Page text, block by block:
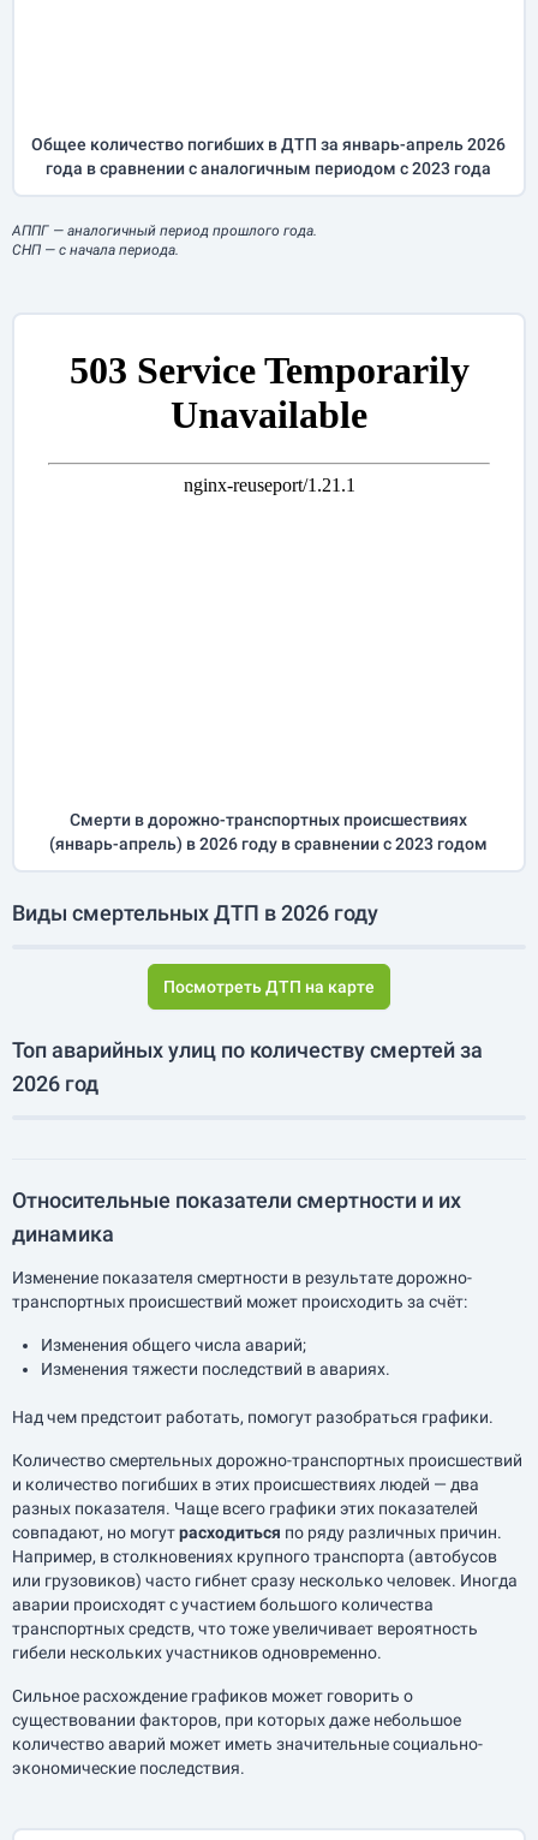
Общее количество погибших в ДТП заянварь-апрель2026
года в сравнении с аналогичным периодом с 2023 года
АППГ — аналогичный период прошлого года.
СНП — с начала периода.
Смерти в дорожно-транспортных происшествиях
(январь-апрель) в 2026 году в сравнении с 2023 годом
Виды смертельных ДТП в 2026 году
Посмотреть ДТП на карте
Топ аварийных улиц по количеству смертей за
2026 год
Относительные показатели смертности и их
динамика
Изменение показателя смертности в результате дорожно-
транспортных происшествий может происходить за счёт:
Изменения общего числа аварий;
Изменения тяжести последствий в авариях.
Над чем предстоит работать, помогут разобраться графики.
Количество смертельных дорожно-транспортных происшествий
и количество погибших в этих происшествиях людей — два
разных показателя. Чаще всего графики этих показателей
совпадают, но могутрасходиться по ряду различных причин.
Например, в столкновениях крупного транспорта (автобусов
или грузовиков) часто гибнет сразу несколько человек. Иногда
аварии происходят с участием большого количества
транспортных средств, что тоже увеличивает вероятность
гибели нескольких участников одновременно.
Сильное расхождение графиков может говорить о
существовании факторов, при которых даже небольшое
количество аварий может иметь значительные социально-
экономические последствия.